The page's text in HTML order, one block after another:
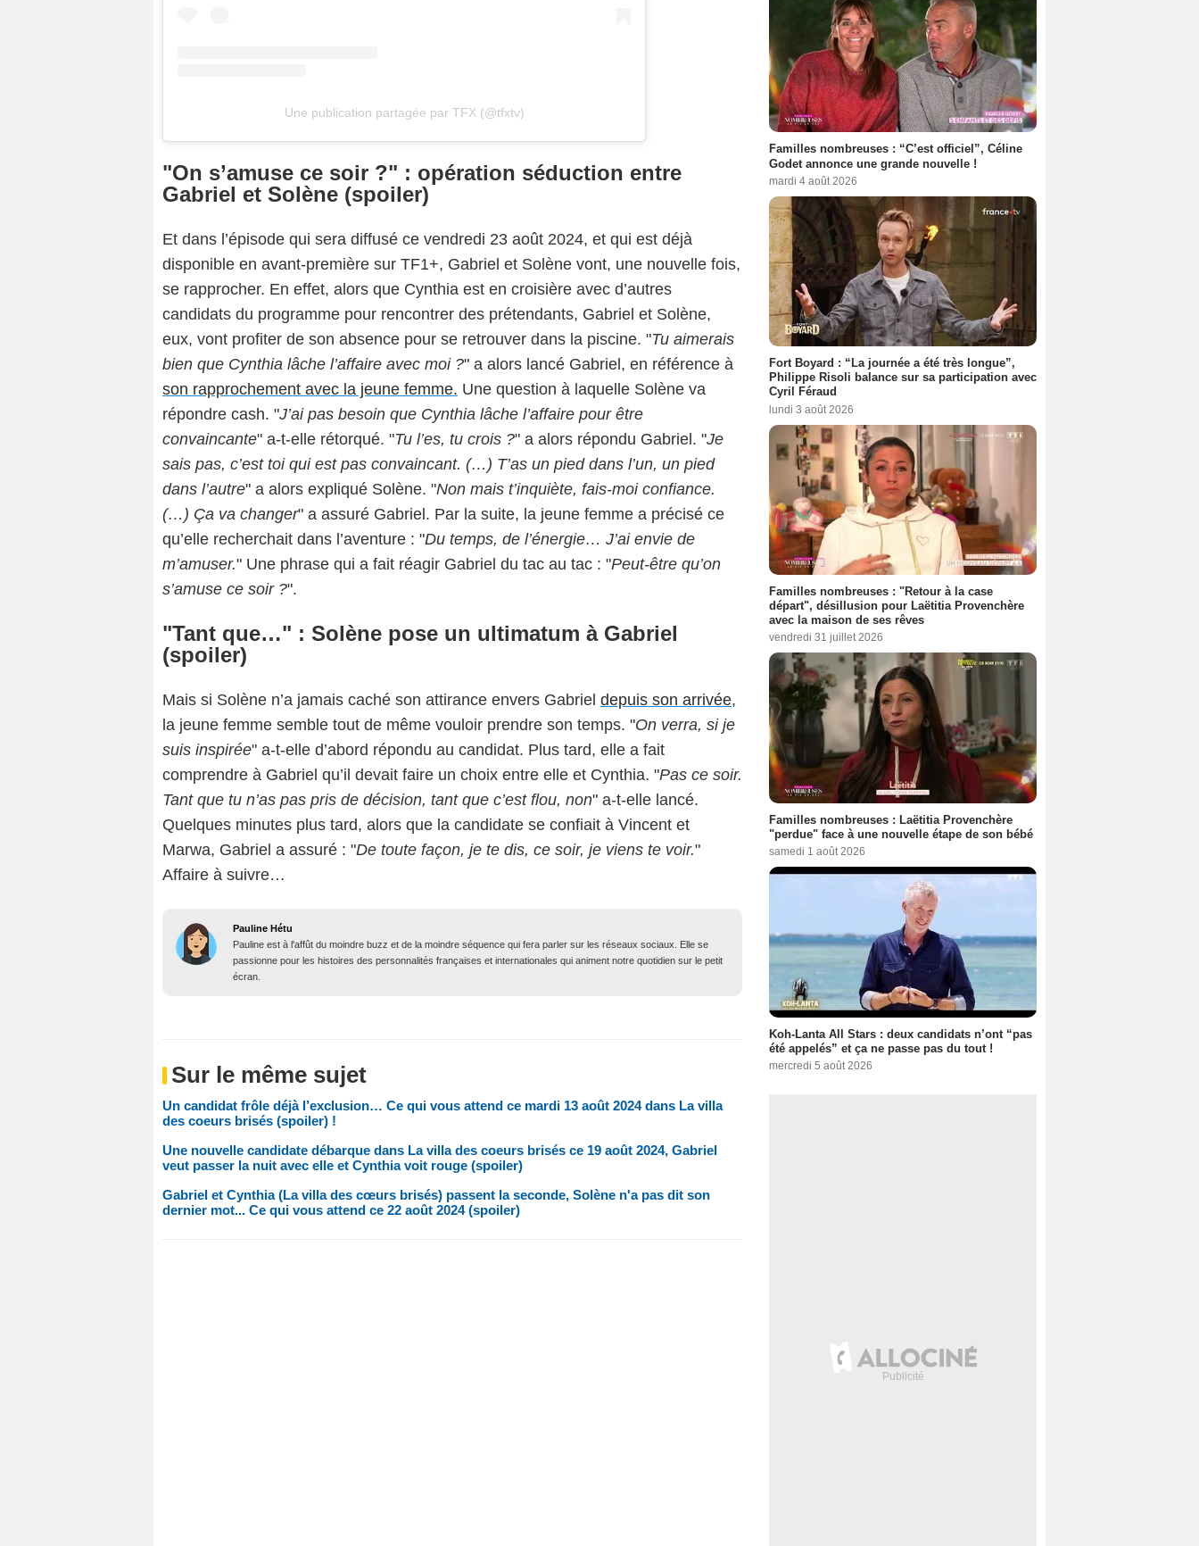
Une publication partagée par TFX (@tfxtv)
"On s’amuse ce soir ?" : opération séduction entre
Gabriel et Solène (spoiler)
Et dans l’épisode qui sera diffusé ce vendredi 23 août 2024, et qui est déjà
disponible en avant-première sur TF1+, Gabriel et Solène vont, une nouvelle fois,
se rapprocher. En effet, alors que Cynthia est en croisière avec d’autres
candidats du programme pour rencontrer des prétendants, Gabriel et Solène,
eux, vont profiter de son absence pour se retrouver dans la piscine. "Tu aimerais
bien que Cynthia lâche l’affaire avec moi ?" a alors lancé Gabriel, en référence à
son rapprochement avec la jeune femme. Une question à laquelle Solène va
répondre cash. "J’ai pas besoin que Cynthia lâche l’affaire pour être
convaincante" a-t-elle rétorqué. "Tu l’es, tu crois ?" a alors répondu Gabriel. "Je
sais pas, c’est toi qui est pas convaincant. (…) T’as un pied dans l’un, un pied
dans l’autre" a alors expliqué Solène. "Non mais t’inquiète, fais-moi confiance.
(…) Ça va changer" a assuré Gabriel. Par la suite, la jeune femme a précisé ce
qu’elle recherchait dans l’aventure : "Du temps, de l’énergie… J’ai envie de
m’amuser." Une phrase qui a fait réagir Gabriel du tac au tac : "Peut-être qu’on
s’amuse ce soir ?".
"Tant que…" : Solène pose un ultimatum à Gabriel
(spoiler)
Mais si Solène n’a jamais caché son attirance envers Gabriel depuis son arrivée,
la jeune femme semble tout de même vouloir prendre son temps. "On verra, si je
suis inspirée" a-t-elle d’abord répondu au candidat. Plus tard, elle a fait
comprendre à Gabriel qu’il devait faire un choix entre elle et Cynthia. "Pas ce soir.
Tant que tu n’as pas pris de décision, tant que c’est flou, non" a-t-elle lancé.
Quelques minutes plus tard, alors que la candidate se confiait à Vincent et
Marwa, Gabriel a assuré : "De toute façon, je te dis, ce soir, je viens te voir."
Affaire à suivre…
Pauline Hétu
Pauline est à l'affût du moindre buzz et de la moindre séquence qui fera parler sur les réseaux sociaux. Elle se
passionne pour les histoires des personnalités françaises et internationales qui animent notre quotidien sur le petit
écran.
Sur le même sujet
Un candidat frôle déjà l’exclusion… Ce qui vous attend ce mardi 13 août 2024 dans La villa
des coeurs brisés (spoiler) !
Une nouvelle candidate débarque dans La villa des coeurs brisés ce 19 août 2024, Gabriel
veut passer la nuit avec elle et Cynthia voit rouge (spoiler)
Gabriel et Cynthia (La villa des cœurs brisés) passent la seconde, Solène n'a pas dit son
dernier mot... Ce qui vous attend ce 22 août 2024 (spoiler)
Familles nombreuses : “C’est officiel”, Céline
Godet annonce une grande nouvelle !
mardi 4 août 2026
Fort Boyard : “La journée a été très longue”,
Philippe Risoli balance sur sa participation avec
Cyril Féraud
lundi 3 août 2026
Familles nombreuses : "Retour à la case
départ", désillusion pour Laëtitia Provenchère
avec la maison de ses rêves
vendredi 31 juillet 2026
Familles nombreuses : Laëtitia Provenchère
"perdue" face à une nouvelle étape de son bébé
samedi 1 août 2026
Koh-Lanta All Stars : deux candidats n’ont “pas
été appelés” et ça ne passe pas du tout !
mercredi 5 août 2026